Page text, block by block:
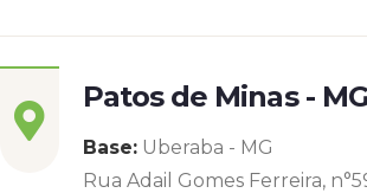
Patos de Minas - MG
Base: Uberaba - MG
Rua Adail Gomes Ferreira,